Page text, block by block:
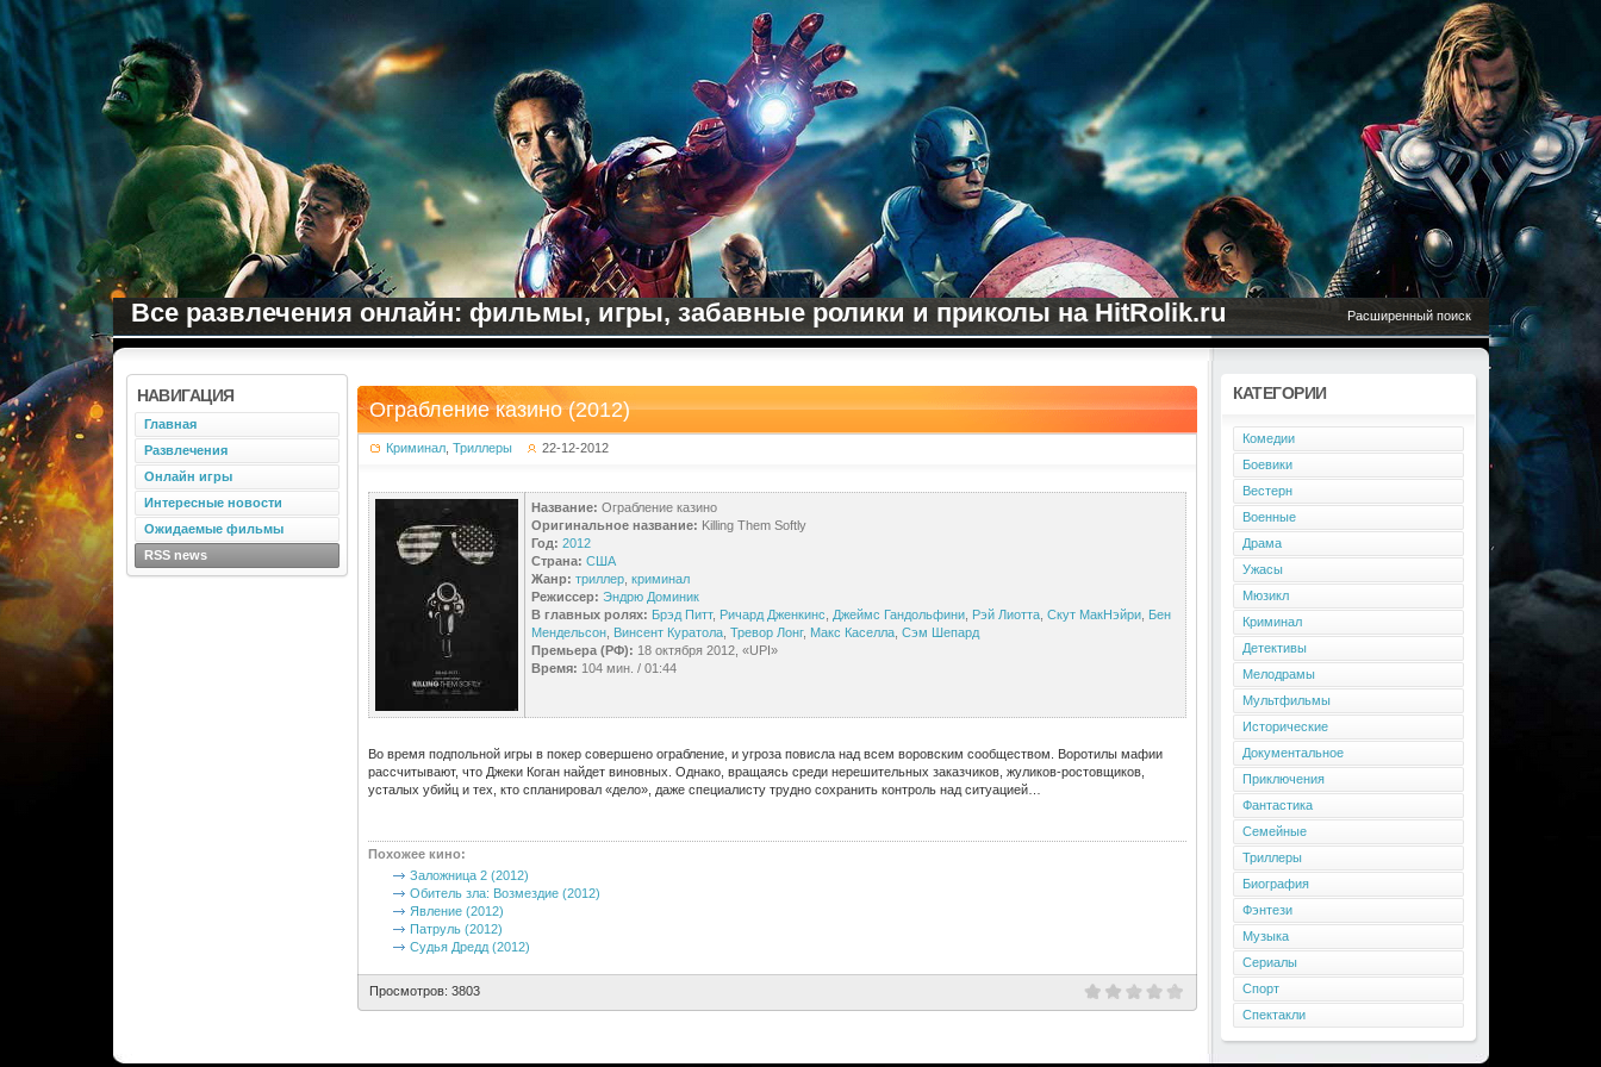
Расширенный поиск
Все развлечения онлайн: фильмы, игры, забавные ролики и приколы на HitRolik.ru
Ограбление казино (2012)
Криминал, Триллеры 22-12-2012
Название: Ограбление казино
Оригинальное название: Killing Them Softly
Год: 2012
Страна: США
Жанр: триллер, криминал
Режиссер: Эндрю Доминик
В главных ролях: Брэд Питт, Ричард Дженкинс Джеймс Гандольфини, Рэй Лиотта, Скут МакНэйри, Бен
Мендельсон, Винсент Куратола, Тревор Лонг, Макс Каселла, Сэм Шепард
Премьера (РФ): 18 октября 2012, «UPI»
Время: 104 мин. / 01:44
Во время подпольной игры в покер совершено ограбление, и угроза повисла над всем воровским сообществом. Воротилы мафии
рассчитывают, что Джеки Коган найдет виновных. Однако, вращаясь среди нерешительных заказчиков, жуликов-ростовщиков,
усталых убийц и тех, кто спланировал «дело», даже специалисту трудно сохранить контроль над ситуацией…
Похожее кино:
Заложница 2 (2012)
Обитель зла: Возмездие (2012)
Явление (2012)
Патруль (2012)
Судья Дредд (2012)
Просмотров: 3803
КАТЕГОРИИ
Комедии
Боевики
Вестерн
Военные
Драма
Ужасы
Мюзикл
Криминал
Детективы
Мелодрамы
Мультфильмы
Исторические
Документальное
Приключения
Фантастика
Семейные
Триллеры
Биография
Фэнтези
Музыка
Сериалы
Спорт
Спектакли
НАВИГАЦИЯ
Главная
Развлечения
Онлайн игры
Интересные новости
Ожидаемые фильмы
RSS news